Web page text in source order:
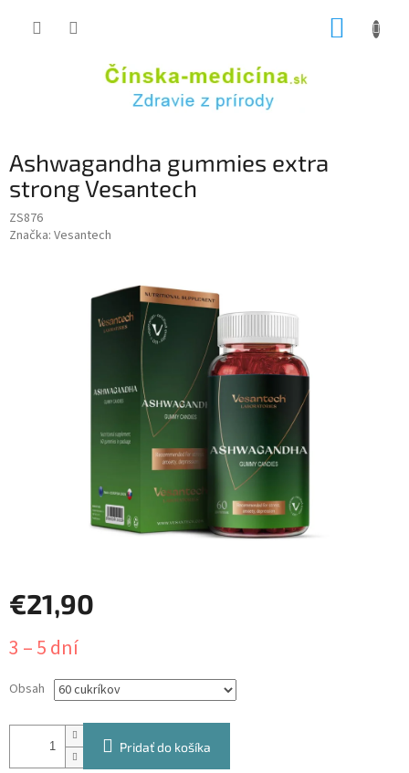
Ashwagandha gummies extra
strong Vesantech
ZS876
Značka: Vesantech
€21,90
cena:
3 – 5 dní
Obsah
Pridať do košíka